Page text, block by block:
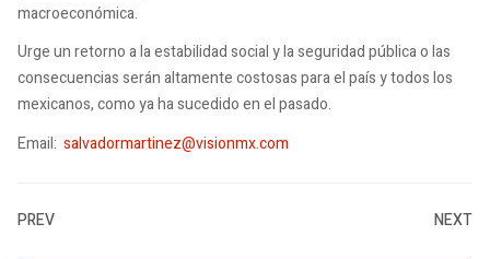
macroeconómica.
Urge un retorno a la estabilidad social y la seguridad pública o las
consecuencias serán altamente costosas para el país y todos los
mexicanos, como ya ha sucedido en el pasado.
Email: salvadormartinez@visionmx.com
PREV NEXT